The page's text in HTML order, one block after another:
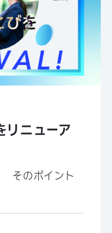
リニューア
そのポイント